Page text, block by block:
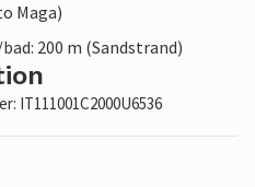
Maga)
200 m (Sandstrand)
IT111001C2000U6536